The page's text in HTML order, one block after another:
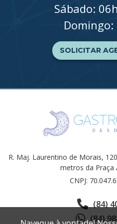
Sábado:
Domingo:
SOLICITAR
R. Maj. Laurentino de Morais,
metros da Praça
CNPJ:
(84)
(84)